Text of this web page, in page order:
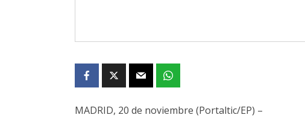
MADRID, 20 de noviembre (Portaltic/EP) –